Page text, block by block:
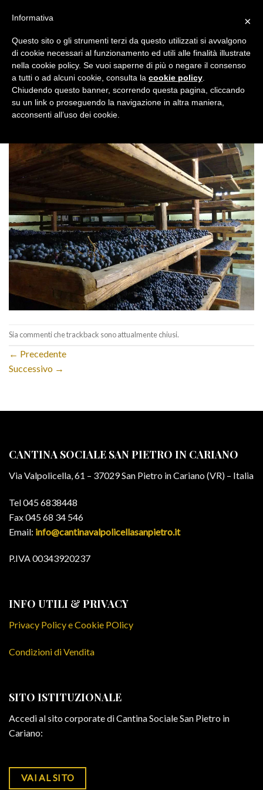
contenuti
Valpolicella Classico DOC 0,75 lt 3
Pubblicato28 Giugno 2017alle800 × 600 inValpolicella
Classico DOC 0,75 lt
Sia commenti che trackback sono attualmente chiusi.
← Precedente
Successivo →
CANTINA SOCIALE SAN PIETRO IN CARIANO
Via Valpolicella, 61 – 37029 San Pietro in Cariano (VR) – Italia
Tel 045 6838448
Fax 045 68 34 546
Email: info@cantinavalpolicellasanpietro.it
P.IVA 00343920237
INFO UTILI & PRIVACY
Privacy Policy e Cookie POlicy
Condizioni di Vendita
SITO ISTITUZIONALE
Accedi al sito corporate di Cantina Sociale San Pietro in
Cariano:
VAI AL SITO
×
Informativa
Questo sito o gli strumenti terzi da questo utilizzati si avvalgono
di cookie necessari al funzionamento ed utili alle finalità illustrate
nella cookie policy. Se vuoi saperne di più o negare il consenso
a tutti o ad alcuni cookie, consulta la cookie policy
Chiudendo questo banner, scorrendo questa pagina, cliccando
su un link o proseguendo la navigazione in altra maniera,
acconsenti all’uso dei cookie.